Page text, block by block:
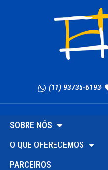
(11) 93735-6193
SOBRE NÓS
O QUE OFERECEMOS
PARCEIROS